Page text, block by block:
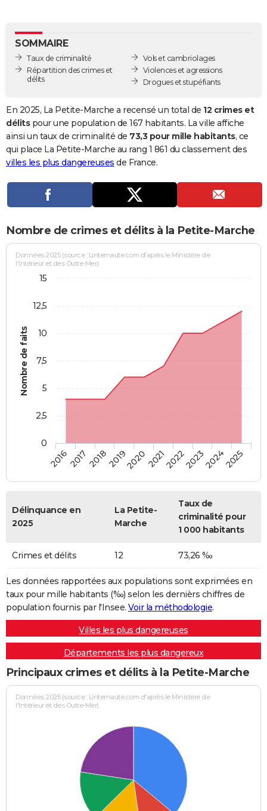
GUIDES D'ACHAT
BONS PLANS
Carte de Noël
Carte Bonne année
Carte Saint-Valentin
Carte Pâques
Carte d'anniversaire
DICTIONNAIRE
Dictionnaire
Biographies
Citations
Expressions
Proverbes
PROGRAMME TV
COPAINS D'AVANT
S'inscrire
Se connecter
Lycées
Collèges
Primaires
Universités
Entreprises
Service militaire
Avis de recherche
AVIS DE DÉCÈS
FORUM
Bricolage
Lifestyle
Culture
Sport
Auto
Television
Voyage
Cinema
SOMMAIRE
Taux de criminalité
Répartition des crimes et
délits
Vols et cambriolages
Violences et agressions
Drogues et stupéfiants
En 2025, La Petite-Marche a recensé un total de 12 crimes et
délitspour une population de 167 habitants. La ville affiche
ainsi un taux de criminalité de 73,3 pour mille habitants, ce
qui place La Petite-Marche au rang 1 861 du classement des
villes les plus dangereuses de France.
Nombre de crimes et délits à la Petite-Marche
Nombre de faits
Données 2025 (source : Linternaute.com d'après le Ministère de
l'Intérieur et des Outre-Mer)
2016201720182019202020212022202320242025
0
2,5
5
7,5
10
12,5
15
Délinquance en
2025
La Petite-
Marche
Taux de
criminalité pour
1 000 habitants
Crimes et délits 12 73,26 ‰
Les données rapportées aux populations sont exprimées en
taux pour mille habitants (‰) selon les dernièrs chiffres de
population fournis par l'Insee. Voir la méthodologie.
Villes les plus dangereuses
Départements les plus dangereux
Principaux crimes et délits à la Petite-Marche
Données 2025 (source : Linternaute.com d'après le Ministère de
l'Intérieur et des Outre-Mer)